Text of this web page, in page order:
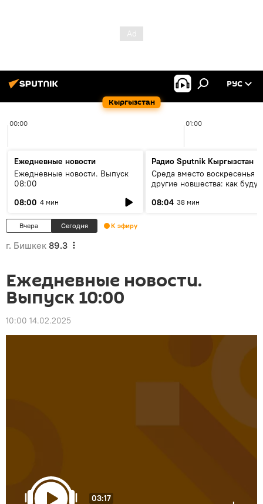
Кыргызстан
РУС
00:00 01:00
Ежедневные новости
Ежедневные новости. Выпуск
08:00
08:00 4 мин
Радио Sputnik Кыргызстан
Среда вместо воскресенья и
другие новшества: как будут
08:04 38 мин
Вчера Сегодня К эфиру
г. Бишкек 89.3
Ежедневные новости.
Выпуск 10:00
10:00 14.02.2025
03:17